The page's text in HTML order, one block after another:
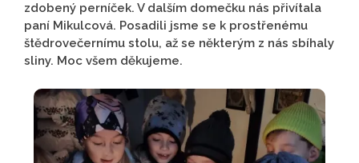
zdobený perníček. V dalším domečku nás přivítala
paní Mikulcová. Posadili jsme se k prostřenému
štědrovečernímu stolu, až se některým z nás sbíhaly
sliny. Moc všem děkujeme.